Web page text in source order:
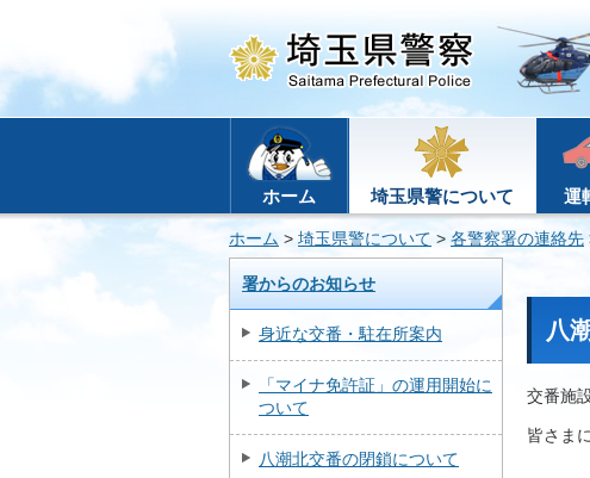
ホーム 埼玉県警について 運
ホーム > 埼玉県警について > 各警察署の連絡先
署からのお知らせ
身近な交番・駐在所案内
「マイナ免許証」の運用開始に
ついて
八潮北交番の閉鎖について
八
交番施
皆さま